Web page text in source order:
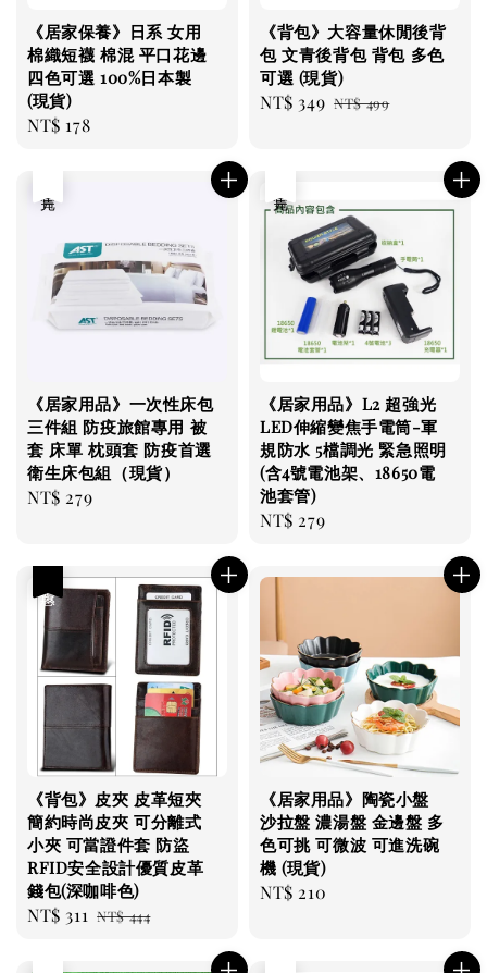
《居家保養》日系 女用
棉織短襪 棉混 平口花邊
四色可選 100%日本製
(現貨)
Regular
NT$ 178
《背包》大容量休閒後背
包 文青後背包 背包 多色
可選 (現貨)
Sale
NT$ 349 Regular
NT$ 499
《居家用品》一次性床包
三件組 防疫旅館專用 被
套 床單 枕頭套 防疫首選
衛生床包組（現貨）
Regular
NT$ 279
《居家用品》L2 超強光
LED伸縮變焦手電筒-軍
規防水 5檔調光 緊急照明
(含4號電池架、18650電
池套管)
Regular
NT$ 279
《背包》皮夾 皮革短夾
簡約時尚皮夾 可分離式
小夾 可當證件套 防盜
RFID安全設計優質皮革
錢包(深咖啡色)
Sale
NT$ 311 Regular
NT$ 444
《居家用品》陶瓷小盤
沙拉盤 濃湯盤 金邊盤 多
色可挑 可微波 可進洗碗
機 (現貨)
Regular
NT$ 210